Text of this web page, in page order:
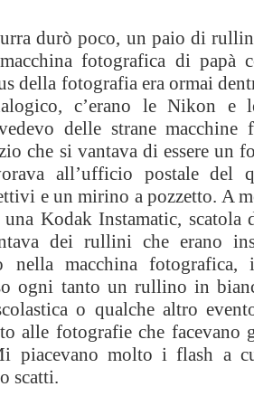
durò poco, un paio di
fotografica di papà
della fotografia era ormai
c’erano le Nikon e
delle strane macchine
che si vantava di essere un
all’ufficio postale del
e un mirino a pozzetto. A
Kodak Instamatic, scatola
dei rullini che erano
nella macchina
ogni tanto un rullino in
o qualche altro
alle fotografie che
piacevano molto i flash a
scatti.